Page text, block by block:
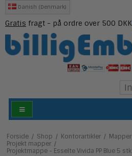
Danish (Denmark)
Gratis fragt - på ordre over 500 DKK
Forside / Shop / Kontorartikler / Mapper
Projekt mapper /
Projektmappe - Esselte Vivida PP Blue 5 stk